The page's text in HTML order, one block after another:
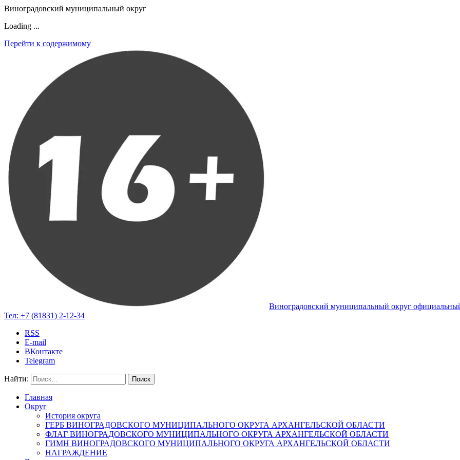
Виноградовский муниципальный округ
Loading ...
Перейти к содержимому
Виноградовский муниципальный округ
Тел: +7 (81831) 2-12-34
RSS
E-mail
ВКонтакте
Telegram
Найти:
Главная
Округ
История округа
ГЕРБ ВИНОГРАДОВСКОГО МУНИЦИПАЛЬНОГО ОКРУГА АРХАНГЕЛЬСКОЙ ОБЛАСТИ
ФЛАГ ВИНОГРАДОВСКОГО МУНИЦИПАЛЬНОГО ОКРУГА АРХАНГЕЛЬСКОЙ ОБЛАСТИ
ГИМН ВИНОГРАДОВСКОГО МУНИЦИПАЛЬНОГО ОКРУГА АРХАНГЕЛЬСКОЙ ОБЛАСТИ
НАГРАЖДЕНИЕ